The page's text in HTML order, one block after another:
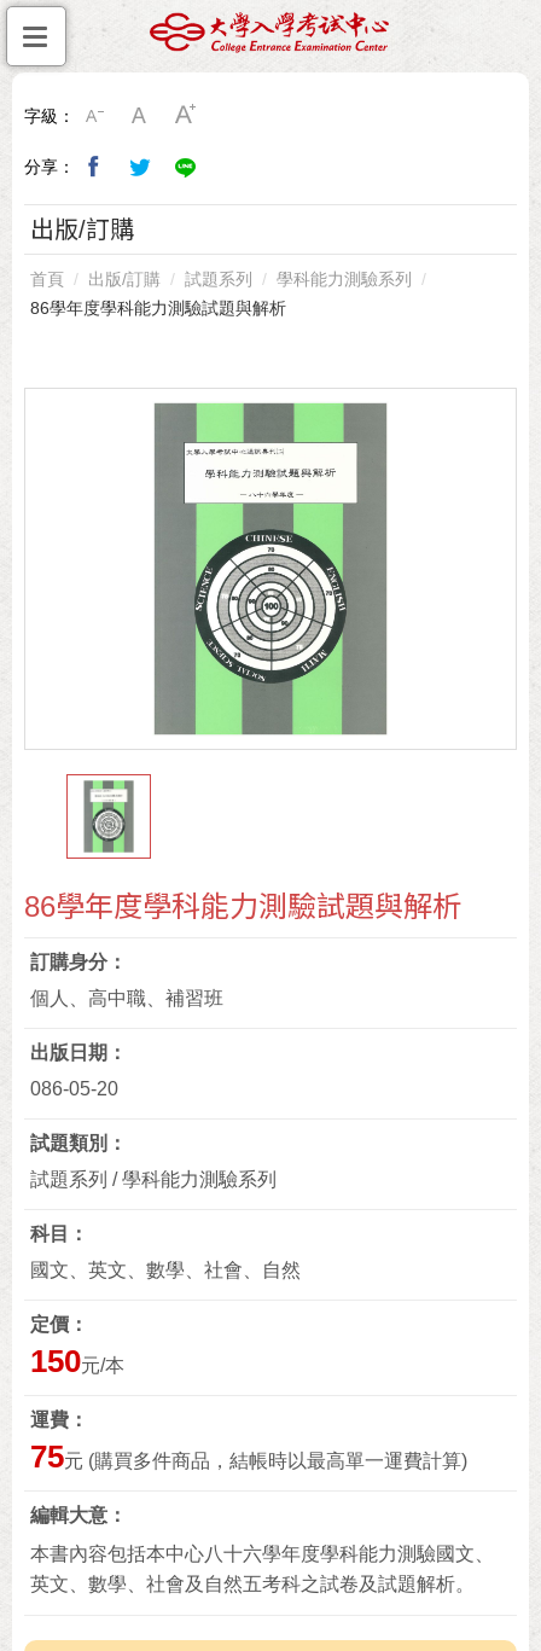
字級：
分享：
出版/訂購
首頁 出版/訂購 試題系列
學科能力測驗系列
86學年度學科能力測驗試題與解析
86學年度學科能力測驗試題與解析
訂購身分
個人、高中職、補習班
出版日期
086-05-20
試題類別
試題系列 / 學科能力測驗系列
科目
國文、英文、數學、社會、自然
定價
150元/本
運費
75元 (購買多件商品，結帳時以最高單一運費計算)
編輯大意
本書內容包括本中心八十六學年度學科能力測驗國文、
英文、數學、社會及自然五考科之試卷及試題解析。